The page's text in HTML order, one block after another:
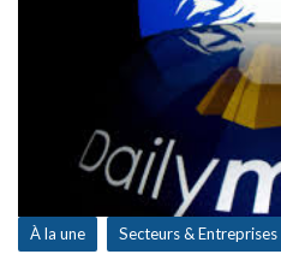
À la une Secteurs & Entreprises